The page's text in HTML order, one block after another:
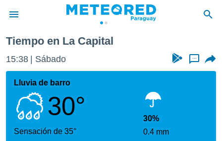
de
ha
para
que se
calidad.
a este
Tiempo en La Capital
15:38 Sábado ...
Lluvia de barro
30°
Sensación de 35°
30%
0.4 mm